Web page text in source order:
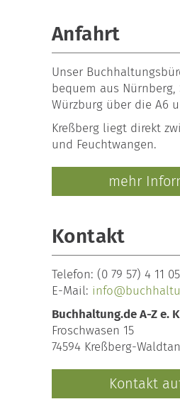
Anfahrt
Unser
bequem aus
Würzburg über die A6
Kreßberg liegt direkt
und Feuchtwangen.
mehr
Kontakt
Telefon: (0 79 57) 4 11
E-Mail:
Buchhaltung.de A-Z e.
Froschwasen 15
74594 Kreßberg-
Kontakt